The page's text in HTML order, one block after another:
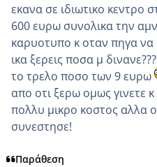
εκανα σε ιδιωτικο κεντρο
600 ευρω συνολικα την
καρυοτυπο κ οταν πηγα
ικα ξερεις ποσα μ
το τρελο ποσο των 9 ευρω
απο οτι ξερω ομως γινετε
πολλυ μικρο κοστος αλλα
συνεστησε!
Παράθεση